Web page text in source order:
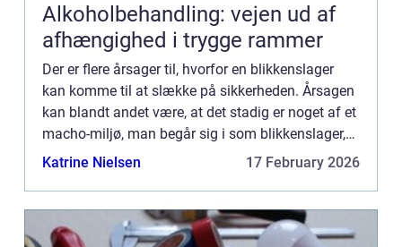
Alkoholbehandling: vejen ud af
afhængighed i trygge rammer
Der er flere årsager til, hvorfor en blikkenslager
kan komme til at slække på sikkerheden. Årsagen
kan blandt andet være, at det stadig er noget af et
macho-miljø, man begår sig i som blikkenslager,
hvor man...
Katrine Nielsen 17 February 2026